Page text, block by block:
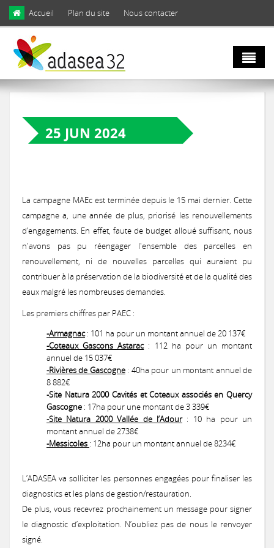
Skip to main content
Accueil Plan du site Nous contacter
Qui sommes
nous ?
Notre équipe
Notre engagement
Notre gouvernance
Notre réseau
Témoignages de gestionnaires
On parle de nous !
Biodiversité
Les facettes de la biodiversité gersoise
Espèces animales du Gers
2017: La Chevêche d’Athéna, chouette de nos campagnes
2017: Paroles de Cistude
Les amphibiens
Les plantes messicoles
La Jacinthe de Rome
LIFE Coteaux Gascons
Natura2000
Actions menées
Formations
Permanences
Vidéos de présentation
Agro
écologie
Concours des pratiques agro-écologiques
Prairies lauréates
Journal du Concours
Concours 2026
Appel à concourir
Passage du jury 2026
Appel à concourir
Concours 2022
Mesures agri-environnementales
Formations obligatoires (2023-2027)
MAEC 2026
MAEC 2025
MAEC 2024
Bilan 2024
Paiement pour services environnementaux
PSE 2025
PSE 2020
PSE 2019
Projet "Veau des Prés"
Lutte contre l'érosion
2020 : Érosion : des solutions simples et efficaces
2017: Journée technique : Aménagements hydrauliques et anti-érosifs
Etude: Valorisation des produits issus d'élevage herbager
Projet d'Eco-Pâturage
Urbanisme
Notre démarche
Nos compétences
Nos références
Réflexions, exemples
Zones humides
et CATZH Gers
Présentation de la CATZH
Les zones humides
Qu’est-ce que c'est ?
Les types de zones humides du Gers
Missions de la CATZH
Actions de promotion
Amélioration des connaissances
Territoires d'action
Bas-Armagnac
Témoignages
prestations
Expertises et documents d'incidence Loi sur l'Eau
Expertises faune flore habitat
Plan de performance energétique
Achats publics
Emplois
25 JUN 2024
BILAN MAEC 2024
La campagne MAEc est terminée depuis le 15 mai dernier. Cette
campagne a, une année de plus, priorisé les renouvellements
d’engagements. En effet, faute de budget alloué suffisant, nous
n'avons pas pu réengager l'ensemble des parcelles en
renouvellement, ni de nouvelles parcelles qui auraient pu
contribuer à la préservation de la biodiversité et de la qualité des
eaux malgré les nombreuses demandes.
Les premiers chiffres par PAEC :
-Armagnac: 101 ha pour un montant annuel de 20 137€
-Coteaux Gascons Astarac: 112 ha pour un montant
annuel de 15 037€
-Rivières de Gascogne: 40ha pour un montant annuel de
8 882€
-Site Natura 2000 Cavités et Coteaux associés en Quercy
Gascogne : 17ha pour une montant de 3 339€
-Site Natura 2000 Vallée de l’Adour: 10 ha pour un
montant annuel de 2738€
-Messicoles : 12ha pour un montant annuel de 8234€
L’ADASEA va solliciter les personnes engagées pour finaliser les
diagnostics et les plans de gestion/restauration.
De plus, vous recevrez prochainement un message pour signer
le diagnostic d’exploitation. N’oubliez pas de nous le renvoyer
signé.